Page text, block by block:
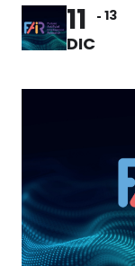
11
DIC
13